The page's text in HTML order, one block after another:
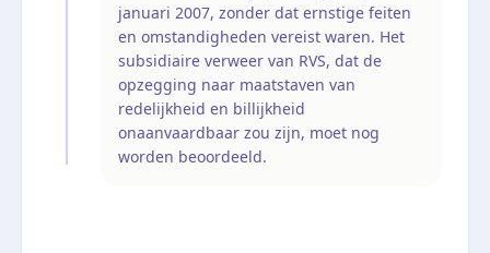
januari 2007, zonder dat ernstige feiten
en omstandigheden vereist waren. Het
subsidiaire verweer van RVS, dat de
opzegging naar maatstaven van
redelijkheid en billijkheid
onaanvaardbaar zou zijn, moet nog
worden beoordeeld.